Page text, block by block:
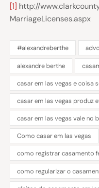
[1] http://
MarriageLicenses.aspx
#alexandreberthe
alexandre berthe
casar em las vegas e coisa
casar em las vegas produz
casar em las vegas vale no
Como casar em las vegas
como registrar casamento
como regularizar o